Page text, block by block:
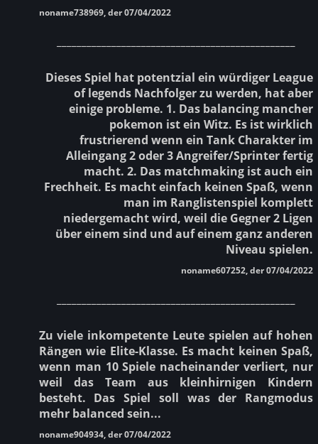
noname738969, der 07/04/2022
Dieses Spiel hat potentzial ein würdiger League
of legends Nachfolger zu werden, hat aber
einige probleme. 1. Das balancing mancher
pokemon ist ein Witz. Es ist wirklich
frustrierend wenn ein Tank Charakter im
Alleingang 2 oder 3 Angreifer/Sprinter fertig
macht. 2. Das matchmaking ist auch ein
Frechheit. Es macht einfach keinen Spaß, wenn
man im Ranglistenspiel komplett
niedergemacht wird, weil die Gegner 2 Ligen
über einem sind und auf einem ganz anderen
Niveau spielen.
noname607252, der 07/04/2022
Zu viele inkompetente Leute spielen auf hohen
Rängen wie Elite-Klasse. Es macht keinen Spaß,
wenn man 10 Spiele nacheinander verliert, nur
weil das Team aus kleinhirnigen Kindern
besteht. Das Spiel soll was der Rangmodus
mehr balanced sein...
noname904934, der 07/04/2022